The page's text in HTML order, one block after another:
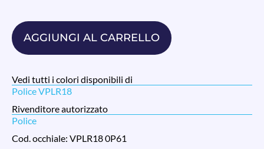
AGGIUNGI AL CARRELLO
Vedi tutti i colori disponibili di
Police VPLR18
Rivenditore autorizzato
Police
Cod. occhiale: VPLR18 0P61